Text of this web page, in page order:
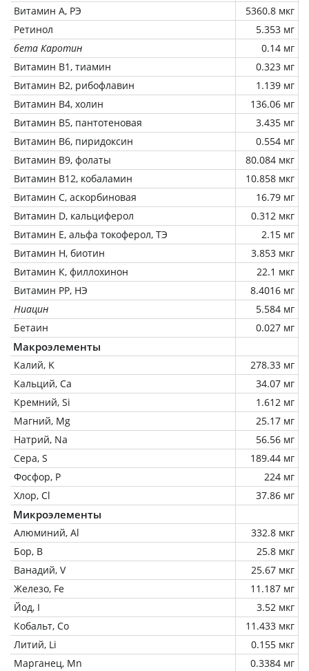
Витамин А, РЭ
5360.8 мкг
Ретинол
5.353 мг
бета Каротин
0.14 мг
Витамин В1, тиамин
0.323 мг
Витамин В2, рибофлавин
1.139 мг
Витамин В4, холин
136.06 мг
Витамин В5, пантотеновая
3.435 мг
Витамин В6, пиридоксин
0.554 мг
Витамин В9, фолаты
80.084 мкг
Витамин В12, кобаламин
10.858 мкг
Витамин C, аскорбиновая
16.79 мг
Витамин D, кальциферол
0.312 мкг
Витамин Е, альфа токоферол, ТЭ
2.15 мг
Витамин Н, биотин
3.853 мкг
Витамин К, филлохинон
22.1 мкг
Витамин РР, НЭ
8.4016 мг
Ниацин
5.584 мг
Бетаин
0.027 мг
Макроэлементы
Калий, K
278.33 мг
Кальций, Ca
34.07 мг
Кремний, Si
1.612 мг
Магний, Mg
25.17 мг
Натрий, Na
56.56 мг
Сера, S
189.44 мг
Фосфор, P
224 мг
Хлор, Cl
37.86 мг
Микроэлементы
Алюминий, Al
332.8 мкг
Бор, B
25.8 мкг
Ванадий, V
25.67 мкг
Железо, Fe
11.187 мг
Йод, I
3.52 мкг
Кобальт, Co
11.433 мкг
Литий, Li
0.155 мкг
Марганец, Mn
0.3384 мг